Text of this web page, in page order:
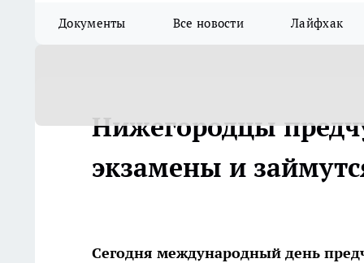
Документы Все новости Лайфхак
Нижегородцы
экзамены и
Сегодня международный день